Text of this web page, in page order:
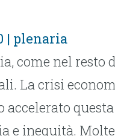
| plenaria
come nel resto
La crisi
accelerato
e inequità.